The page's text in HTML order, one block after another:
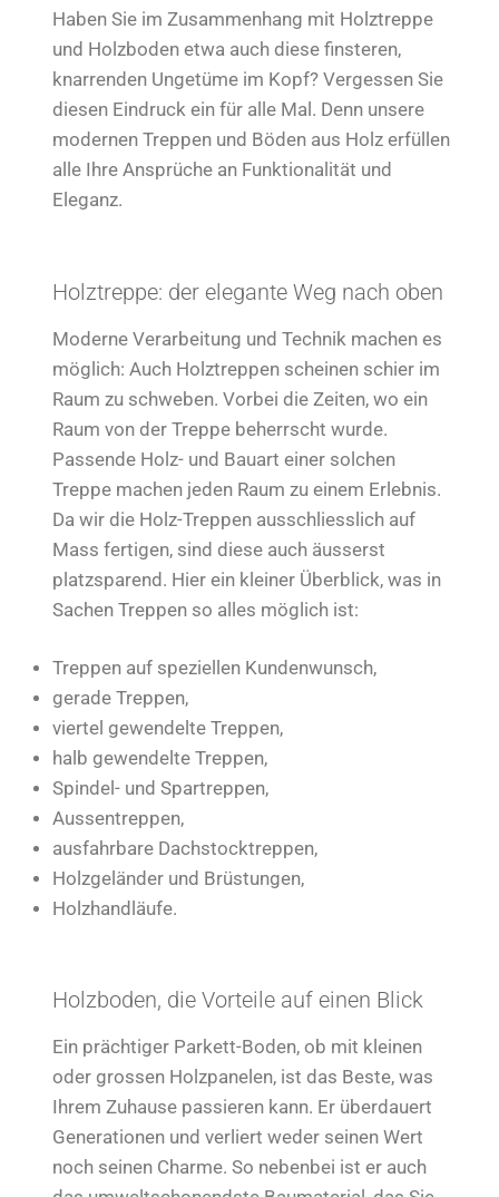
Haben Sie im Zusammenhang mit Holztreppe
und Holzboden etwa auch diese finsteren,
knarrenden Ungetüme im Kopf? Vergessen Sie
diesen Eindruck ein für alle Mal. Denn unsere
modernen Treppen und Böden aus Holz erfüllen
alle Ihre Ansprüche an Funktionalität und
Eleganz.
Holztreppe: der elegante Weg nach oben
Moderne Verarbeitung und Technik machen es
möglich: Auch Holztreppen scheinen schier im
Raum zu schweben. Vorbei die Zeiten, wo ein
Raum von der Treppe beherrscht wurde.
Passende Holz- und Bauart einer solchen
Treppe machen jeden Raum zu einem Erlebnis.
Da wir die Holz-Treppen ausschliesslich auf
Mass fertigen, sind diese auch äusserst
platzsparend. Hier ein kleiner Überblick, was in
Sachen Treppen so alles möglich ist:
Treppen auf speziellen Kundenwunsch,
gerade Treppen,
viertel gewendelte Treppen,
halb gewendelte Treppen,
Spindel- und Spartreppen,
Aussentreppen,
ausfahrbare Dachstocktreppen,
Holzgeländer und Brüstungen,
Holzhandläufe.
Holzboden, die Vorteile auf einen Blick
Ein prächtiger Parkett-Boden, ob mit kleinen
oder grossen Holzpanelen, ist das Beste, was
Ihrem Zuhause passieren kann. Er überdauert
Generationen und verliert weder seinen Wert
noch seinen Charme. So nebenbei ist er auch